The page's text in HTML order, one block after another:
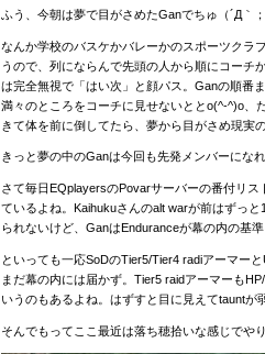
ふう、今朝は夢で目がさめたGanでちゅ（´Д｀；
なんか学校のバスケかバレーかのスポーツクラ
うので、列にならんで先頭の人から順にコーチ
は完全無視で「はい次」と顔パス。Ganの順番
満々のところをコーチに見せないととo(^-^)o、
きて体を前に倒してたら、夢から目がさめ現実
きっと夢の中のGanは今回も先発メンバーにな
さて毎日EQplayersのPovarサーバーの番付リ
ているよね。Kaihukuさんのalt warが前はずっ
られないけど、GanはEnduranceが幕の内の基
といっても一応SoDのTier5/Tier4 radiアーマー
まだ幕の内には届かず。Tier5 raidアーマーも
いうのもあるよね。はずすと目に見えてtauntが
そんでもってここ最近は落ち穂拾いな感じでや